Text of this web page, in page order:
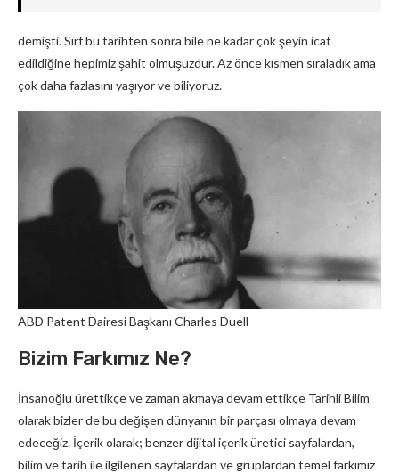
demişti. Sırf bu tarihten sonra bile ne kadar çok şeyin icat
edildiğine hepimiz şahit olmuşuzdur. Az önce kısmen sıraladık ama
çok daha fazlasını yaşıyor ve biliyoruz.
ABD Patent Dairesi Başkanı Charles Duell
Bizim Farkımız Ne?
İnsanoğlu ürettikçe ve zaman akmaya devam ettikçe Tarihli Bilim
olarak bizler de bu değişen dünyanın bir parçası olmaya devam
edeceğiz. İçerik olarak; benzer dijital içerik üretici sayfalardan,
bilim ve tarih ile ilgilenen sayfalardan ve gruplardan temel farkımız